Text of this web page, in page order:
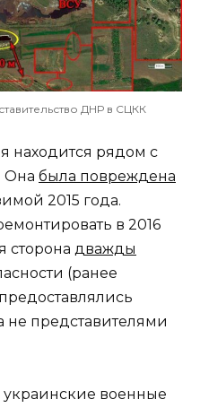
ДНР в СЦКК
находится рядом с
Она была повреждена
2015 года.
в 2016
сторона дважды
(ранее
представителями
военные